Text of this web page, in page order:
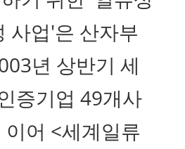
사업'은 산자부
년 상반기 세
증기업 49개사
어 <세계일류